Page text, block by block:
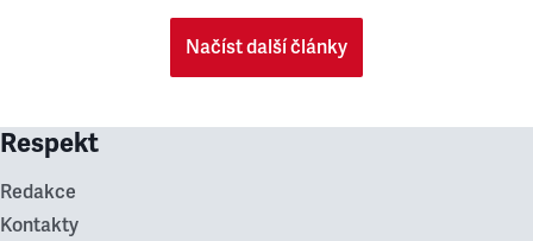
Načíst další články
Respekt
Redakce
Kontakty